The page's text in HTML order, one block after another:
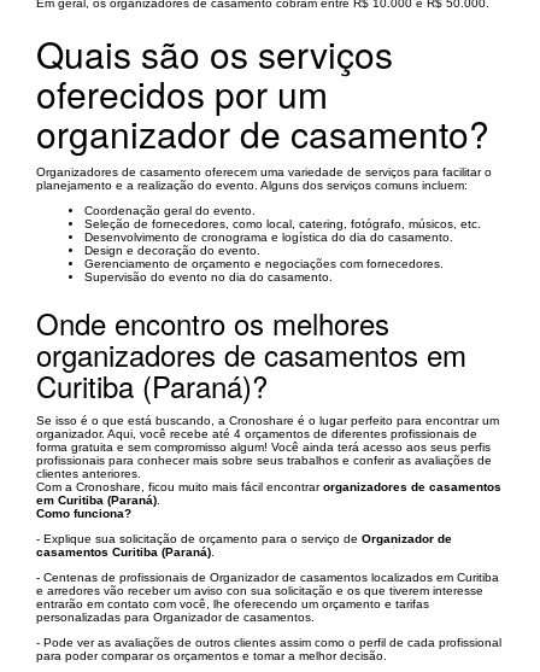
Em geral, os organizadores de casamento cobram entre R$ 10.000 e R$ 50.000.
Quais são os serviços
oferecidos por um
organizador de casamento?
Organizadores de casamento oferecem uma variedade de serviços para facilitar o
planejamento e a realização do evento. Alguns dos serviços comuns incluem:
Coordenação geral do evento.
Seleção de fornecedores, como local, catering, fotógrafo, músicos, etc.
Desenvolvimento de cronograma e logística do dia do casamento.
Design e decoração do evento.
Gerenciamento de orçamento e negociações com fornecedores.
Supervisão do evento no dia do casamento.
Onde encontro os melhores
organizadores de casamentos em
Curitiba (Paraná)?
Se isso é o que está buscando, a Cronoshare é o lugar perfeito para encontrar um
organizador. Aqui, você recebe até 4 orçamentos de diferentes profissionais de
forma gratuita e sem compromisso algum! Você ainda terá acesso aos seus perfis
profissionais para conhecer mais sobre seus trabalhos e conferir as avaliações de
clientes anteriores.
Com a Cronoshare, ficou muito mais fácil encontrarorganizadores de casamentos
em Curitiba (Paraná)
Como funciona?
- Explique sua solicitação de orçamento para o serviço de Organizador de
casamentos Curitiba (Paraná)
- Centenas de profissionais de Organizador de casamentos localizados em Curitiba
e arredores vão receber um aviso con sua solicitação e os que tiverem interesse
entrarão em contato com você, lhe oferecendo um orçamento e tarifas
personalizadas para Organizador de casamentos.
- Pode ver as avaliações de outros clientes assim como o perfil de cada profissional
para poder comparar os orçamentos e tomar a melhor decisão.